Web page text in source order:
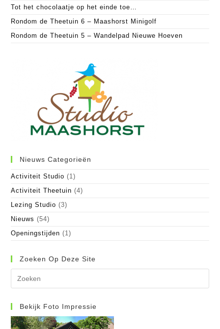
Tot het chocolaatje op het einde toe…
Rondom de Theetuin 6 – Maashorst Minigolf
Rondom de Theetuin 5 – Wandelpad Nieuwe Hoeven
Nieuws Categorieën
Activiteit Studio (1)
Activiteit Theetuin (4)
Lezing Studio (3)
Nieuws (54)
Openingstijden (1)
Zoeken Op Deze Site
Bekijk Foto Impressie